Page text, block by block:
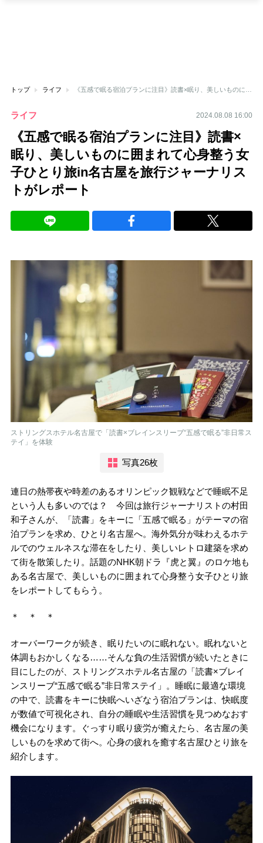
トップ ライフ
ライフ 2024.08.08 16:00
《五感で眠る宿泊プランに注目》読書×
眠り、美しいものに囲まれて心身整う女
子ひとり旅in名古屋を旅行ジャーナリス
トがレポート
ストリングスホテル名古屋で「読書×ブレインスリーブ“五感で眠る”非日常ス
テイ」を体験
写真26枚
連日の熱帯夜や時差のあるオリンピック観戦などで睡眠不足
という人も多いのでは？ 今回は旅行ジャーナリストの村田
和子さんが、「読書」をキーに「五感で眠る」がテーマの宿
泊プランを求め、ひとり名古屋へ。海外気分が味わえるホテ
ルでのウェルネスな滞在をしたり、美しいレトロ建築を求め
て街を散策したり。話題のNHK朝ドラ『虎と翼』のロケ地も
ある名古屋で、美しいものに囲まれて心身整う女子ひとり旅
をレポートしてもらう。
＊ ＊ ＊
オーバーワークが続き、眠りたいのに眠れない。眠れないと
体調もおかしくなる……そんな負の生活習慣が続いたときに
目にしたのが、ストリングスホテル名古屋の「読書×ブレイ
ンスリーブ“五感で眠る”非日常ステイ」。睡眠に最適な環境
の中で、読書をキーに快眠へいざなう宿泊プランは、快眠度
が数値で可視化され、自分の睡眠や生活習慣を見つめなおす
機会になります。ぐっすり眠り疲労が癒えたら、名古屋の美
しいものを求めて街へ。心身の疲れを癒す名古屋ひとり旅を
紹介します。